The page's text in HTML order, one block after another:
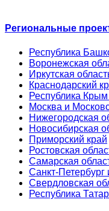
Региональные
Республика
Воронежская
Иркутская
Краснодарский
Республика
Москва и
Нижегородская
Новосибирская
Приморский край
Ростовская
Самарская
Санкт-Петербург
Свердловская
Республика